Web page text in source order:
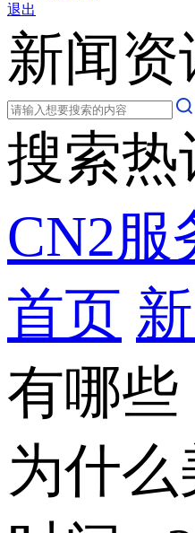
退出
新闻资
搜索热
CN2服
首页
有哪些
为什